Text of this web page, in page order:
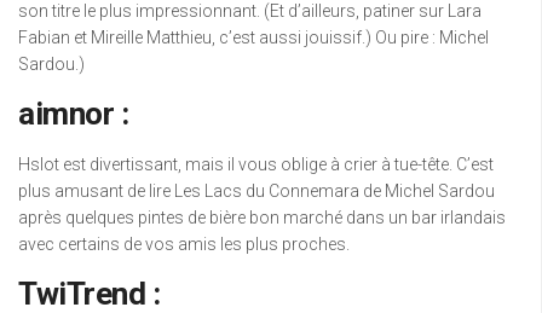
son titre le plus impressionnant. (Et d’ailleurs, patiner sur Lara
Fabian et Mireille Matthieu, c’est aussi jouissif.) Ou pire : Michel
Sardou.)
aimnor :
Hslot est divertissant, mais il vous oblige à crier à tue-tête. C’est
plus amusant de lire Les Lacs du Connemara de Michel Sardou
après quelques pintes de bière bon marché dans un bar irlandais
avec certains de vos amis les plus proches.
TwiTrend :